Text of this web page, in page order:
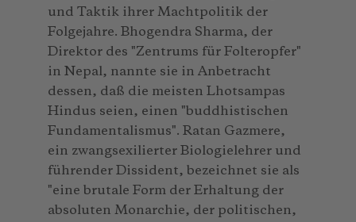
und Taktik ihrer Machtpolitik der
Folgejahre. Bhogendra Sharma, der
Direktor des "Zentrums für Folteropfer"
in Nepal, nannte sie in Anbetracht
dessen, daß die meisten Lhotsampas
Hindus seien, einen "buddhistischen
Fundamentalismus". Ratan Gazmere,
ein zwangsexilierter Biologielehrer und
führender Dissident, bezeichnet sie als
"eine brutale Form der Erhaltung der
absoluten Monarchie, der politischen,